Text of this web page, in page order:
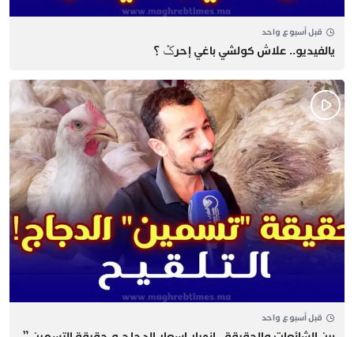
قبل أسبوع واحد
يالفيديو.. علاش كولشي باغي إحرݣ ؟
قبل أسبوع واحد